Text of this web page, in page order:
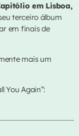
em Lisboa,
terceiro álbum
em finais de
mais um
You Again”: